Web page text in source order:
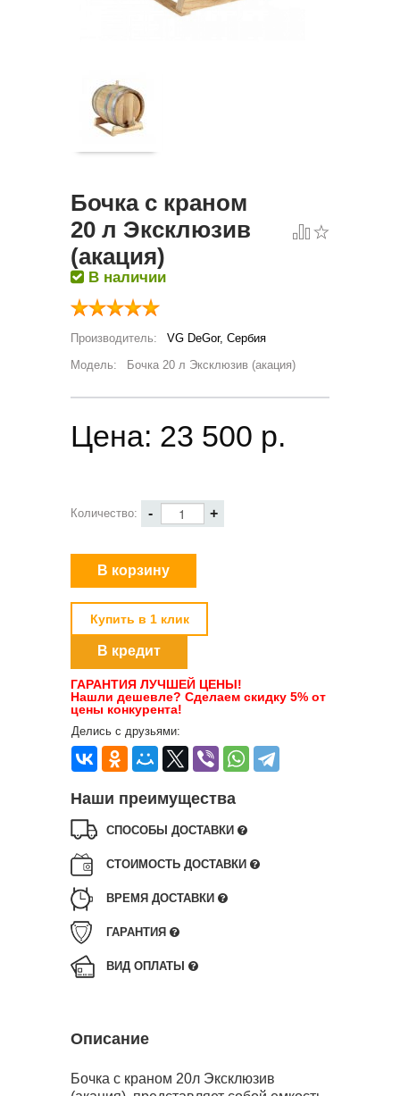
Бочка с краном
20 л Эксклюзив
(акация)
В наличии
Производитель:
VG DeGor, Сербия
Модель:
Бочка 20 л Эксклюзив (акация)
Цена: 23 500 p.
Количество: - +
Купить в 1 клик
В кредит
ГАРАНТИЯ ЛУЧШЕЙ ЦЕНЫ!
Нашли дешевле? Сделаем скидку 5% от
цены конкурента!
Делись с друзьями:
Наши преимущества
СПОСОБЫ ДОСТАВКИ
СТОИМОСТЬ ДОСТАВКИ
ВРЕМЯ ДОСТАВКИ
ГАРАНТИЯ
ВИД ОПЛАТЫ
Описание
Бочка с краном 20л Эксклюзив